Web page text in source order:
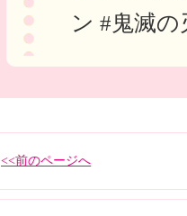
ン #鬼滅の
<<前のページへ